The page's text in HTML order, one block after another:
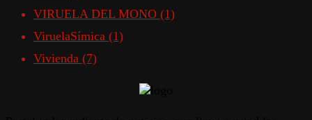
VIRUELA DEL MONO (1)
ViruelaSímica (1)
Vivienda (7)